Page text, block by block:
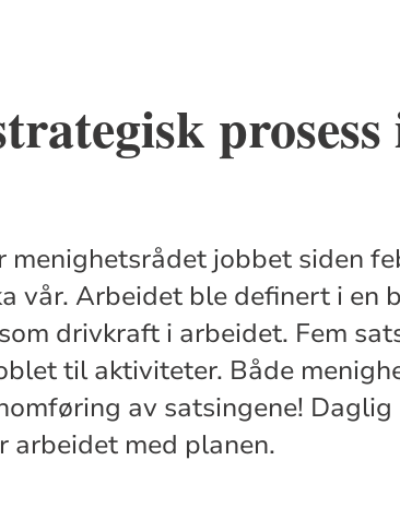
prosess
menighetsrådet jobbet siden
vår. Arbeidet ble definert i en
drivkraft i arbeidet. Fem
til aktiviteter. Både
av satsingene!
arbeidet med planen.